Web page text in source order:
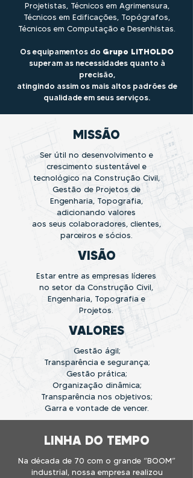
Projetistas, Técnicos em Agrimensura,
Técnicos em Edificações, Topógrafos,
Técnicos em Computação e Desenhistas.
Os equipamentos do Grupo LITHOLDO
superam as necessidades quanto à
precisão,
atingindo assim os mais altos padrões de
qualidade em seus serviços.
MISSÃO
Ser útil no desenvolvimento e
crescimento sustentável e
tecnológico na Construção Civil,
Gestão de Projetos de
Engenharia, Topografia,
adicionando valores
aos seus colaboradores, clientes,
parceiros e sócios.
VISÃO
Estar entre as empresas líderes
no setor da Construção Civil,
Engenharia, Topografia e
Projetos.
VALORES
Gestão ágil;
Transparência e segurança;
Gestão prática;
Organização dinâmica;
Transparência nos objetivos;
Garra e vontade de vencer.
LINHA DO TEMPO
Na década de 70 com o grande “BOOM”
industrial, nossa empresa realizou